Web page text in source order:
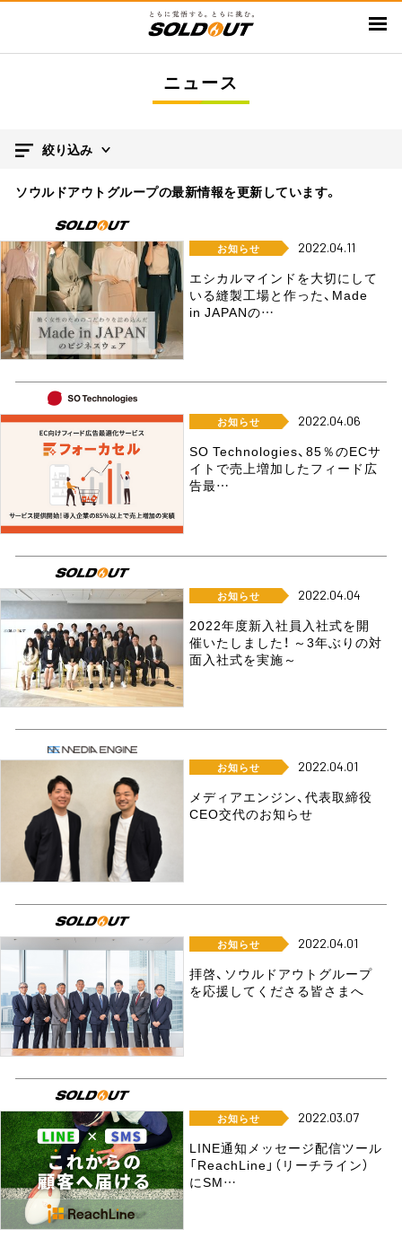
ン
動
ニュース
絞り込み
ソウルドアウトグループの最新情報を更新しています。
お知らせ 2022.04.11
エシカルマインドを大切にして
いる縫製工場と作った、Made
in JAPANの…
お知らせ 2022.04.06
SO Technologies、85％のECサ
イトで売上増加したフィード広
告最…
お知らせ 2022.04.04
2022年度新入社員入社式を開
催いたしました！ ～3年ぶりの対
面入社式を実施～
お知らせ 2022.04.01
メディアエンジン、代表取締役
CEO交代のお知らせ
お知らせ 2022.04.01
拝啓、ソウルドアウトグループ
を応援してくださる皆さまへ
お知らせ 2022.03.07
LINE通知メッセージ配信ツール
「ReachLine」（リーチライン）
にSM…